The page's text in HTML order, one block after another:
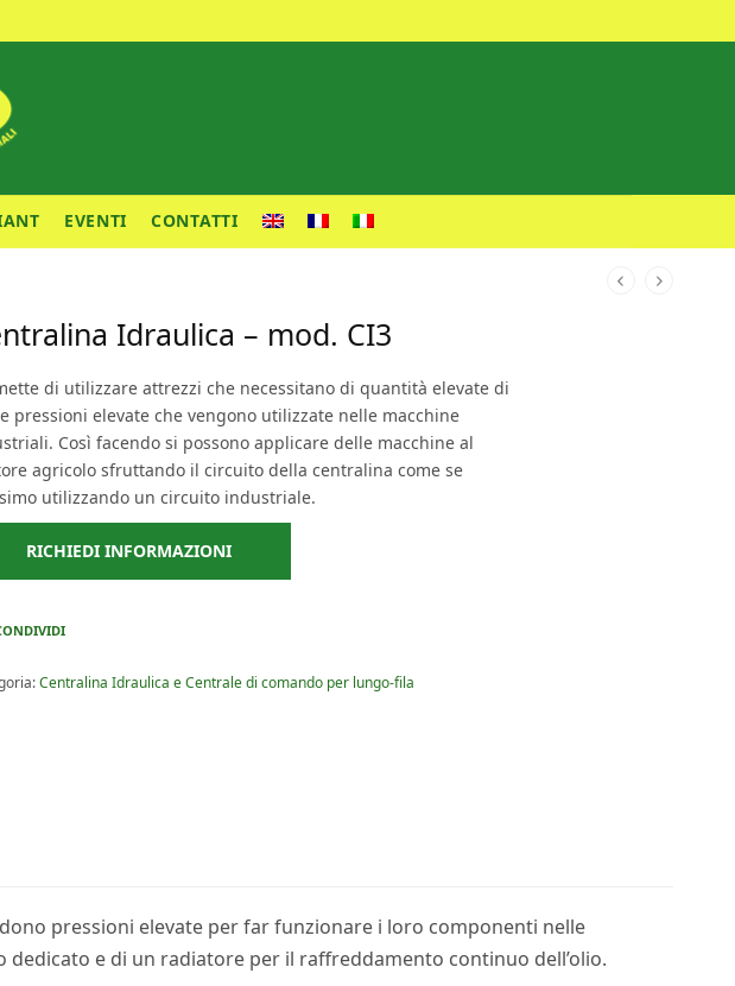
EVENTI CONTATTI
Idraulica – mod. CI3
di utilizzare attrezzi che necessitano di quantità elevate di
pressioni elevate che vengono utilizzate nelle macchine
Così facendo si possono applicare delle macchine al
agricolo sfruttando il circuito della centralina come se
utilizzando un circuito industriale.
RICHIEDI INFORMAZIONI
Centralina Idraulica e Centrale di comando per lungo-fila
pressioni elevate per far funzionare i loro componenti nelle
e di un radiatore per il raffreddamento continuo dell’olio.